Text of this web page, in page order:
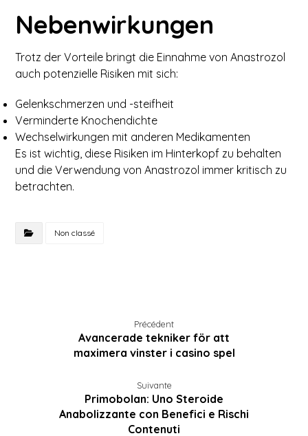
Nebenwirkungen
Trotz der Vorteile bringt die Einnahme von Anastrozol
auch potenzielle Risiken mit sich:
Gelenkschmerzen und -steifheit
Verminderte Knochendichte
Wechselwirkungen mit anderen Medikamenten
Es ist wichtig, diese Risiken im Hinterkopf zu behalten
und die Verwendung von Anastrozol immer kritisch zu
betrachten.
Non classé
Précédent
Avancerade tekniker för att
maximera vinster i casino spel
Suivante
Primobolan: Uno Steroide
Anabolizzante con Benefici e Rischi
Contenuti